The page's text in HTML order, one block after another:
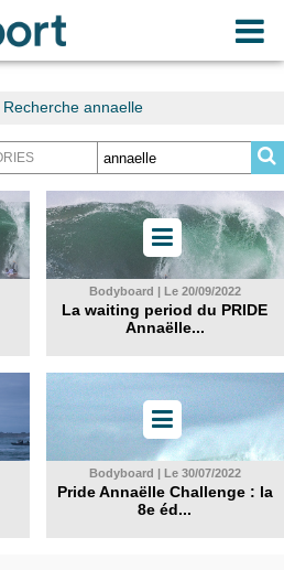
Recherche annaelle
Bodyboard | Le 20/09/2022
La waiting period du PRIDE
Annaëlle...
Bodyboard | Le 30/07/2022
Pride Annaëlle Challenge : la
8e éd...